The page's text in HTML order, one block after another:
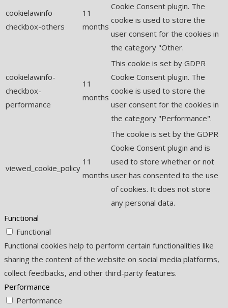
cookielawinfo-
checkbox-others
11
months
Cookie Consent plugin. The
cookie is used to store the
user consent for the cookies in
the category "Other.
cookielawinfo-
checkbox-
performance
11
months
This cookie is set by GDPR
Cookie Consent plugin. The
cookie is used to store the
user consent for the cookies in
the category "Performance".
viewed_cookie_policy
11
months
The cookie is set by the GDPR
Cookie Consent plugin and is
used to store whether or not
user has consented to the use
of cookies. It does not store
any personal data.
Functional
Functional
Functional cookies help to perform certain functionalities like
sharing the content of the website on social media platforms,
collect feedbacks, and other third-party features.
Performance
Performance